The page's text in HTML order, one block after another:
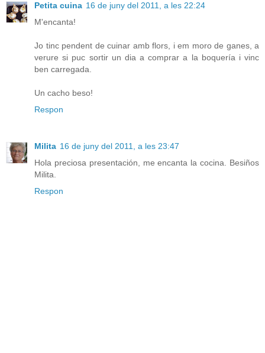
Petita cuina 16 de juny del 2011, a les 22:24
M'encanta!
Jo tinc pendent de cuinar amb flors, i em moro de ganes, a
verure si puc sortir un dia a comprar a la boquería i vinc
ben carregada.
Un cacho beso!
Respon
Milita 16 de juny del 2011, a les 23:47
Hola preciosa presentación, me encanta la cocina. Besiños
Milita.
Respon